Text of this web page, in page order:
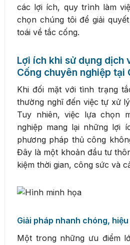
các lợi ích, quy trình làm
chọn chúng tôi để giải
toái về tắc cống.
Lợi ích khi sử dụng dịch
Cống chuyên nghiệp tại
Khi đối mặt với tình trạng
thường nghĩ đến việc tự xử
Tuy nhiên, việc lựa chọn
nghiệp mang lại những lợi
phương pháp thủ công
Đây là một khoản đầu tư
kiệm thời gian, công sức và
Giải pháp nhanh chóng,
Một trong những ưu điểm